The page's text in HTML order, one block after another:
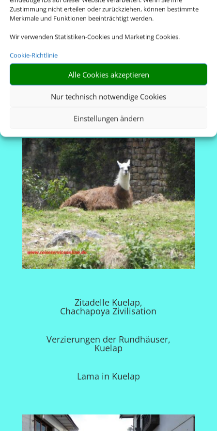
Zustimmung nicht erteilen oder zurückziehen, können bestimmte
Merkmale und Funktionen beeinträchtigt werden.
Wir verwenden Statistiken-Cookies und Marketing Cookies.
Cookie-Richtlinie
Alle Cookies akzeptieren
Nur technisch notwendige Cookies
Einstellungen ändern
Zitadelle Kuelap,
Chachapoya Zivilisation
Verzierungen der Rundhäuser,
Kuelap
Lama in Kuelap